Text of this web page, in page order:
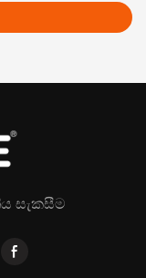
සැකසීම